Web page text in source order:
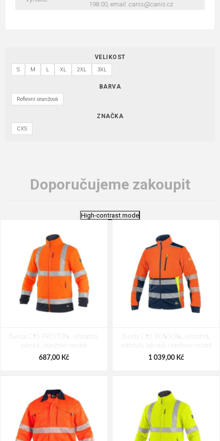
198 00, email: canis@canis.cz
VELIKOST
S M L XL 2XL 3XL
BARVA
Reflexní oranžová
ZNAČKA
CXS
Doporučujeme zakoupit
High-contrast mode
Bunda CXS PRESTON, výstražná,
pánská, oranžovo-modrá
687,00 Kč
Bunda CXS BENSON, výstražná,
softshell, pánská, oranžovo-modrá
1 039,00 Kč